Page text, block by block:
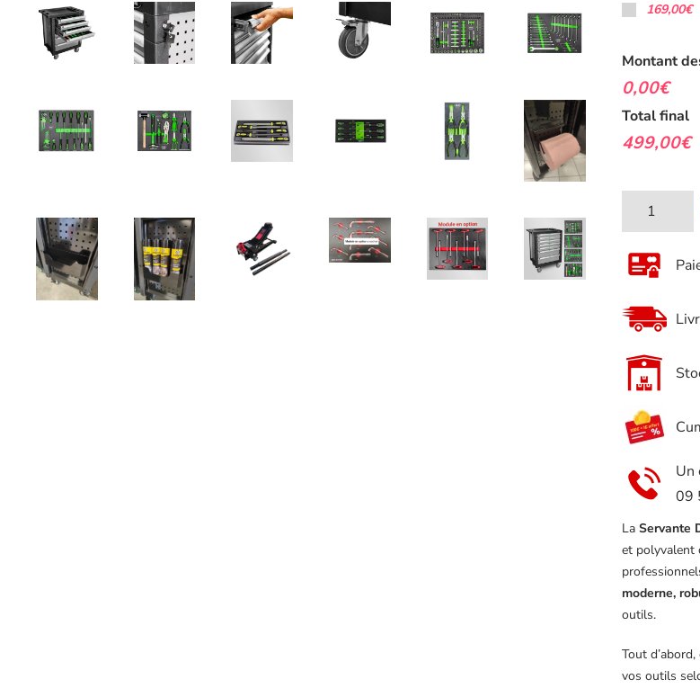
169,00€
Montant
0,00€
Total final
499,00€
quantité
de
Servante
D'atelier
JBM
7
Tiroirs
Complete
172
Grise
Un
09
La Servante
et polyvalent
moderne,
outils.
Tout
vos outils